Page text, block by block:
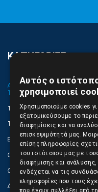
ΚΑΤΗΓΟΡΙΕΣ
ΑΝΤΑΛΛΑΚΤΙΚΑ ΚΑΙ ΑΞΕΣΟΥΑΡ
ΤΗΛΕΦΩΝΩΝ
TABLET
ΤΗΛΕΠΙΚΟΙΝΩΝΙΕΣ,
ΕΡΓΑΛΕΙΑ SERVICE
ΟΙΚΙΑΚΕΣ ΣΥΣΚΕΥΕΣ
COMPUTER, NOTEBOOK, PC,
ΔΙΑΦΟΡΑ ΠΡΟΙΟΝΤΑ
Αυτός ο
χρησιμοποιεί
Χρησιμοποιούμε cookies
εξατομικεύσουμε το
διαφημίσεις και να
επισκεψιμότητά μας.
επίσης πληροφορίες
του ιστότοπού μας με
διαφήμισης και ανάλυσης,
ενδέχεται να τις
πληροφορίες που τους
που έχουν συλλέξει από